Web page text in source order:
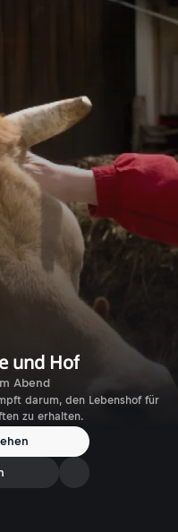
und Hof
Abend
darum, den Lebenshof für
zu erhalten.